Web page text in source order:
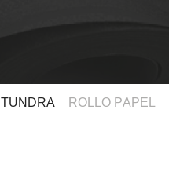
TUNDRA
ROLLO PAPEL